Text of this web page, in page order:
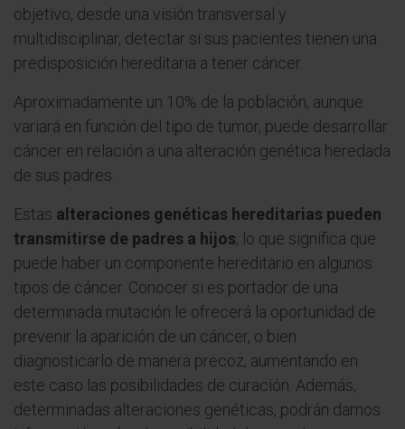
objetivo, desde una visión transversal y
multidisciplinar, detectar si sus pacientes tienen una
predisposición hereditaria a tener cáncer.
Aproximadamente un 10% de la población, aunque
variará en función del tipo de tumor, puede desarrollar
cáncer en relación a una alteración genética heredada
de sus padres.
Estas alteraciones genéticas hereditarias pueden
transmitirse de padres a hijos, lo que significa que
puede haber un componente hereditario en algunos
tipos de cáncer. Conocer si es portador de una
determinada mutación le ofrecerá la oportunidad de
prevenir la aparición de un cáncer, o bien
diagnosticarlo de manera precoz, aumentando en
este caso las posibilidades de curación. Además,
determinadas alteraciones genéticas, podrán darnos